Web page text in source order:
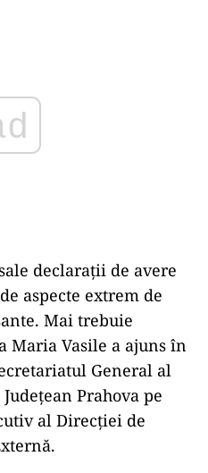
declarații de avere
aspecte extrem de
Mai trebuie
Maria Vasile a ajuns în
General al
Prahova pe
al Direcției de